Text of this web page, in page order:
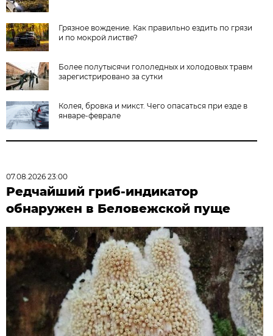
Грязное вождение. Как правильно ездить по грязи
и по мокрой листве?
Более полутысячи гололедных и холодовых травм
зарегистрировано за сутки
Колея, бровка и микст. Чего опасаться при езде в
январе-феврале
07.08.2026 23:00
Редчайший гриб-индикатор
обнаружен в Беловежской пуще